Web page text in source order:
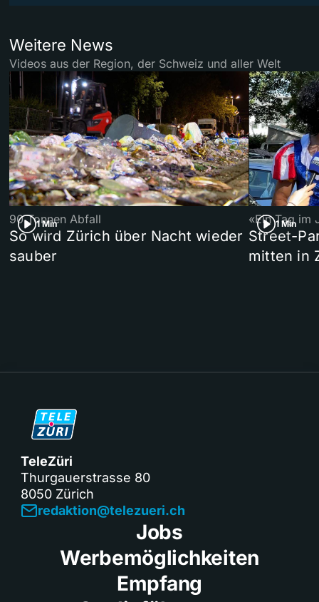
Weitere News
Videos aus der Region, der Schweiz und aller Welt
1 Min
90 Tonnen Abfall
So wird Zürich über Nacht wieder
sauber
1 Min
«Ein Tag im
Street-
mitten in
TeleZüri
Thurgauerstrasse 80
8050 Zürich
redaktion@telezueri.ch
Jobs
Werbemöglichkeiten
Empfang